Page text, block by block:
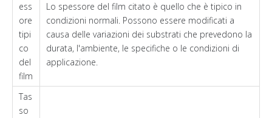
ess
ore
tipi
co
del
film
Lo spessore del film citato è quello che è tipico in
condizioni normali. Possono essere modificati a
causa delle variazioni dei substrati che prevedono la
durata, l'ambiente, le specifiche o le condizioni di
applicazione.
Tas
so